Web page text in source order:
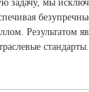
задачу, мы
Результатом
стандарты.